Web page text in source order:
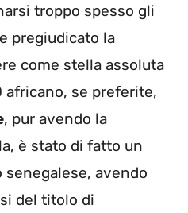
troppo spesso gli
pregiudicato la
come stella assoluta
africano, se preferite,
, pur avendo la
è stato di fatto un
avendo
del titolo di